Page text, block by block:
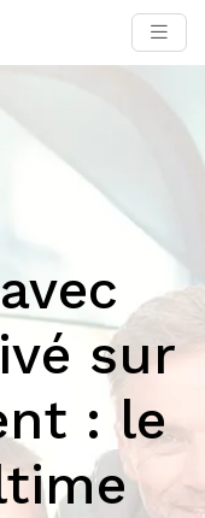
sur
: le